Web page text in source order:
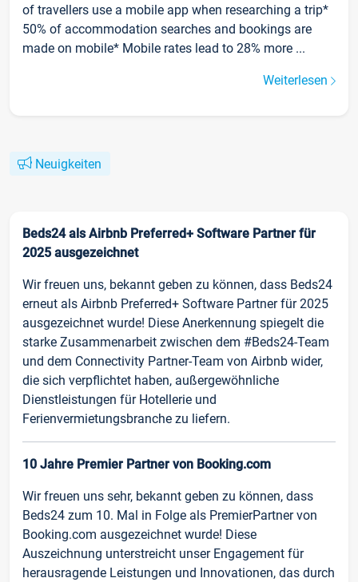
of travellers use a mobile app when researching a trip*
50% of accommodation searches and bookings are
made on mobile* Mobile rates lead to 28% more ...
Weiterlesen
Neuigkeiten
Beds24 als Airbnb Preferred+ Software Partner für
2025 ausgezeichnet
Wir freuen uns, bekannt geben zu können, dass Beds24
erneut als Airbnb Preferred+ Software Partner für 2025
ausgezeichnet wurde! Diese Anerkennung spiegelt die
starke Zusammenarbeit zwischen dem #Beds24-Team
und dem Connectivity Partner-Team von Airbnb wider,
die sich verpflichtet haben, außergewöhnliche
Dienstleistungen für Hotellerie und
Ferienvermietungsbranche zu liefern.
10 Jahre Premier Partner von Booking.com
Wir freuen uns sehr, bekannt geben zu können, dass
Beds24 zum 10. Mal in Folge als PremierPartner von
Booking.com ausgezeichnet wurde! Diese
Auszeichnung unterstreicht unser Engagement für
herausragende Leistungen und Innovationen, das durch